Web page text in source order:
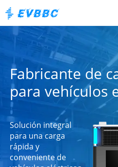
Fabricante de
para vehículos
Solución integral
para una carga
rápida y
conveniente de